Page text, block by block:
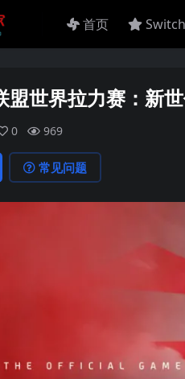
首页 Switch
盟世界拉力赛：新
0 969
常见问题